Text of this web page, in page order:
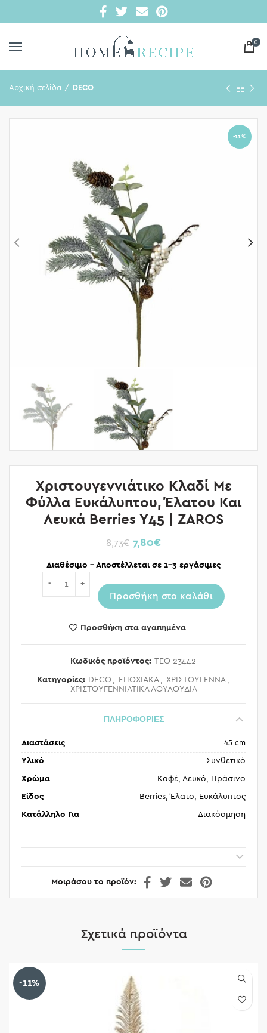
0
Αρχική σελίδα DECO
-11%
Χριστουγεννιάτικο Κλαδί Με
Φύλλα Ευκάλυπτου, Έλατου Και
Λευκά Berries Y45 | ZAROS
8,73€ 7,80€
Διαθέσιμο – Αποστέλλεται σε 1-3 εργάσιμες
Προσθήκη στο καλάθι
Προσθήκη στα αγαπημένα
Κωδικός προϊόντος: TEO 23442
Κατηγορίες: DECO ΕΠΟΧΙΑΚΑ ΧΡΙΣΤΟΥΓΕΝΝΑ
ΧΡΙΣΤΟΥΓΕΝΝΙΑΤΙΚΑ ΛΟΥΛΟΥΔΙΑ
ΠΛΗΡΟΦΟΡΙΕΣ
Διαστάσεις 45 cm
Υλικό Συνθετικό
Χρώμα Καφέ, Λευκό, Πράσινο
Είδος Berries, Έλατο, Ευκάλυπτος
Κατάλληλο Για Διακόσμηση
Μοιράσου το προϊόν
Σχετικά προϊόντα
-11%